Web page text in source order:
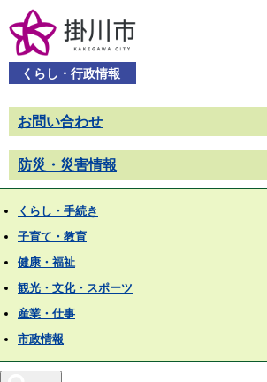
くらし・行政情報
お問い合わせ
防災・災害情報
くらし・手続き
子育て・教育
健康・福祉
観光・文化・スポーツ
産業・仕事
市政情報